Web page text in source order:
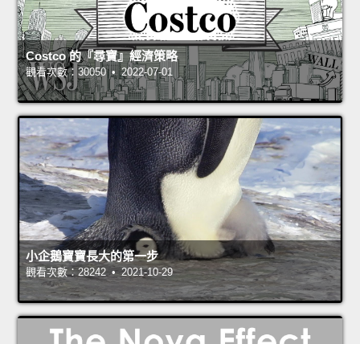
Costco 的『尋寶』經濟策略
觀看次數：30050 • 2022-07-01
小企鵝寶寶長大的第一步
觀看次數：28242 • 2021-10-29